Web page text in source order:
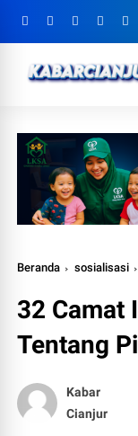
Beranda sosialisasi
32 Camat
Tentang
Kabar
Cianjur